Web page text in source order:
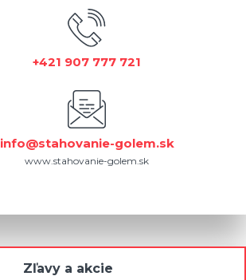
+421 907 777 721
info@stahovanie-golem.sk
www.stahovanie-golem.sk
Zľavy a akcie